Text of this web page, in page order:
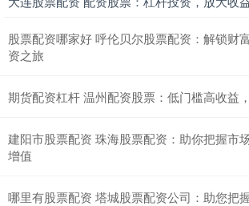
股票配资哪家好 呼伦贝尔股票配资：解锁财
资之旅
期货配资杠杆 温州配资股票：低门槛高收益
建阳市股票配资 珠海股票配资：助你把握市
增值
哪里有股票配资 塔城股票配资公司：助您把